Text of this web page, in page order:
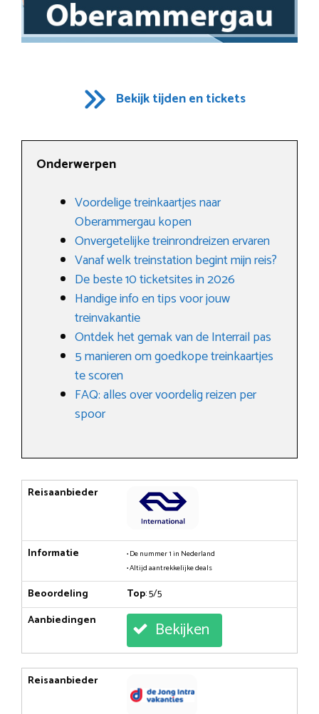
Bekijk tijden en tickets
Onderwerpen
Voordelige treinkaartjes naar
Oberammergau kopen
Onvergetelijke treinrondreizen ervaren
Vanaf welk treinstation begint mijn reis?
De beste 10 ticketsites in 2026
Handige info en tips voor jouw
treinvakantie
Ontdek het gemak van de Interrail pas
5 manieren om goedkope treinkaartjes
te scoren
FAQ: alles over voordelig reizen per
spoor
Reisaanbieder
Informatie
• De nummer 1 in Nederland
• Altijd aantrekkelijke deals
Beoordeling Top: 5/5
Aanbiedingen
Bekijken
Reisaanbieder